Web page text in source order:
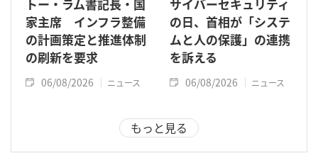
トー・ラム書記長・国
家主席 インフラ整備
の計画策定と推進体制
の刷新を要求
06/08/2026 ニュース
サイバーセキュリティ
の日、首相が「システ
ムと人の保護」の連携
を訴える
06/08/2026 ニュース
もっと見る